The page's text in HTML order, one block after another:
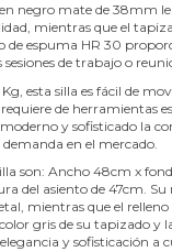
en negro mate de 38mm
mientras que el
de espuma HR 30
de trabajo o
esta silla es fácil de
de herramientas
y sofisticado la
en el mercado.
son: Ancho 48cm x
del asiento de 47cm. Su
mientras que el relleno
gris de su tapizado y
y sofisticación a